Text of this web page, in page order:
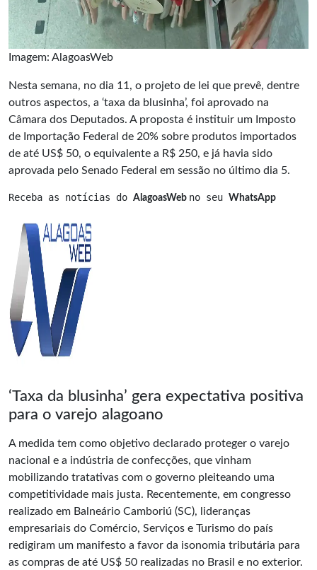
Imagem: AlagoasWeb
Nesta semana, no dia 11, o projeto de lei que prevê, dentre
outros aspectos, a ‘taxa da blusinha’, foi aprovado na
Câmara dos Deputados. A proposta é instituir um Imposto
de Importação Federal de 20% sobre produtos importados
de até US$ 50, o equivalente a R$ 250, e já havia sido
aprovada pelo Senado Federal em sessão no último dia 5.
Receba as notícias do AlagoasWeb no seu WhatsApp
‘Taxa da blusinha’ gera expectativa positiva
para o varejo alagoano
A medida tem como objetivo declarado proteger o varejo
nacional e a indústria de confecções, que vinham
mobilizando tratativas com o governo pleiteando uma
competitividade mais justa. Recentemente, em congresso
realizado em Balneário Camboriú (SC), lideranças
empresariais do Comércio, Serviços e Turismo do país
redigiram um manifesto a favor da isonomia tributária para
as compras de até US$ 50 realizadas no Brasil e no exterior.